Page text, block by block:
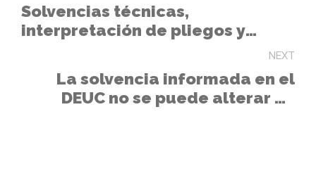
Solvencias técnicas,
interpretación de pliegos y
NEXT
La solvencia informada en el
DEUC no se puede alterar en